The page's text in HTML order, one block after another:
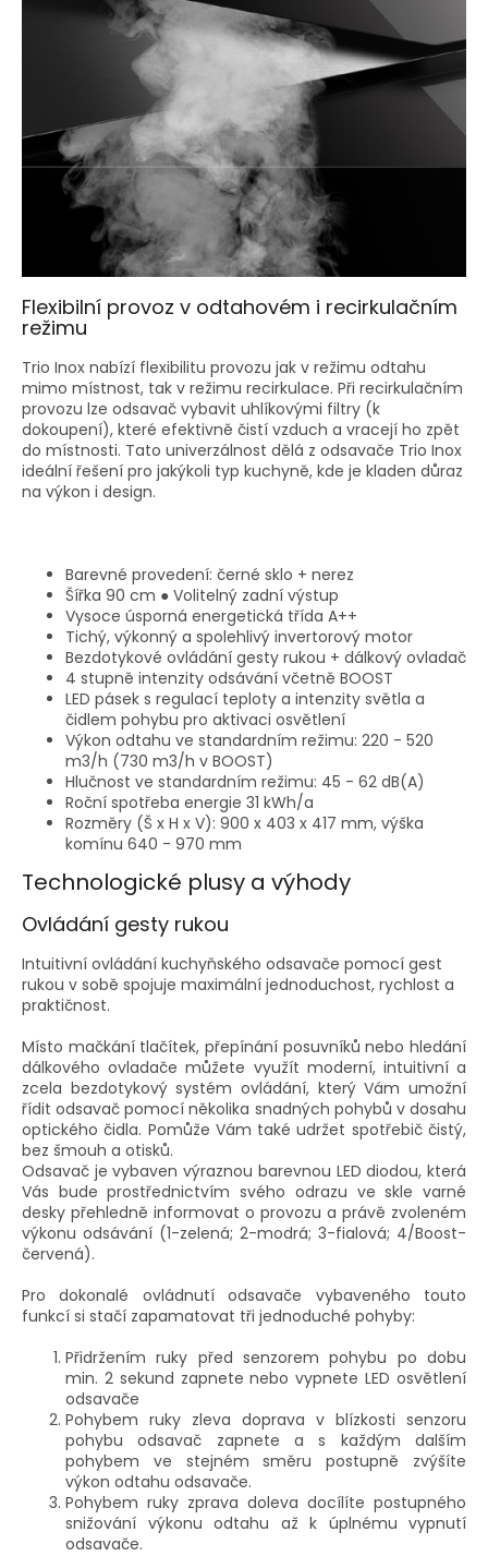
Flexibilní provoz v odtahovém i recirkulačním
režimu
Trio Inox nabízí flexibilitu provozu jak v režimu odtahu
mimo místnost, tak v režimu recirkulace. Při recirkulačním
provozu lze odsavač vybavit uhlíkovými filtry (k
dokoupení), které efektivně čistí vzduch a vracejí ho zpět
do místnosti. Tato univerzálnost dělá z odsavače Trio Inox
ideální řešení pro jakýkoli typ kuchyně, kde je kladen důraz
na výkon i design.
Barevné provedení: černé sklo + nerez
Šířka 90 cm ● Volitelný zadní výstup
Vysoce úsporná energetická třída A++
Tichý, výkonný a spolehlivý invertorový motor
Bezdotykové ovládání gesty rukou + dálkový ovladač
4 stupně intenzity odsávání včetně BOOST
LED pásek s regulací teploty a intenzity světla a
čidlem pohybu pro aktivaci osvětlení
Výkon odtahu ve standardním režimu: 220 - 520
m3/h (730 m3/h v BOOST)
Hlučnost ve standardním režimu: 45 - 62 dB(A)
Roční spotřeba energie 31 kWh/a
Rozměry (Š x H x V): 900 x 403 x 417 mm, výška
komínu 640 - 970 mm
Technologické plusy a výhody
Ovládání gesty rukou
Intuitivní ovládání kuchyňského odsavače pomocí gest
rukou v sobě spojuje maximální jednoduchost, rychlost a
praktičnost.
Místo mačkání tlačítek, přepínání posuvníků nebo hledání
dálkového ovladače můžete využít moderní, intuitivní a
zcela bezdotykový systém ovládání, který Vám umožní
řídit odsavač pomocí několika snadných pohybů v dosahu
optického čidla. Pomůže Vám také udržet spotřebič čistý,
bez šmouh a otisků.
Odsavač je vybaven výraznou barevnou LED diodou, která
Vás bude prostřednictvím svého odrazu ve skle varné
desky přehledně informovat o provozu a právě zvoleném
výkonu odsávání (1-zelená; 2-modrá; 3-fialová; 4/Boost-
červená).
Pro dokonalé ovládnutí odsavače vybaveného touto
funkcí si stačí zapamatovat tři jednoduché pohyby:
Přidržením ruky před senzorem pohybu po dobu
min. 2 sekund zapnete nebo vypnete LED osvětlení
odsavače
Pohybem ruky zleva doprava v blízkosti senzoru
pohybu odsavač zapnete a s každým dalším
pohybem ve stejném směru postupně zvýšíte
výkon odtahu odsavače.
Pohybem ruky zprava doleva docílíte postupného
snižování výkonu odtahu až k úplnému vypnutí
odsavače.